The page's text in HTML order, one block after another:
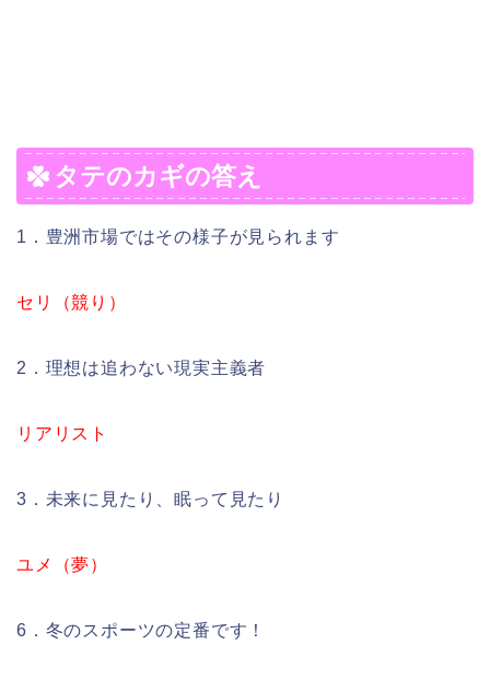
タテのカギの答え
1．豊洲市場ではその様子が見られます
セリ（競り）
2．理想は追わない現実主義者
リアリスト
3．未来に見たり、眠って見たり
ユメ（夢）
6．冬のスポーツの定番です！